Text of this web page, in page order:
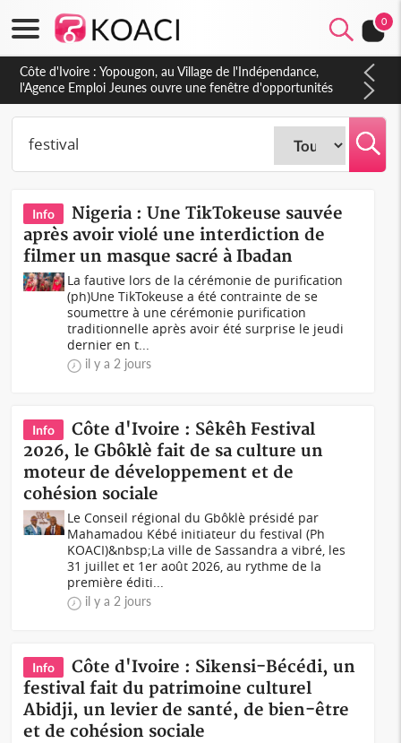
0
Côte d'Ivoire : CHU de Treichville, après la fronde, les agents
contractuels obtiennent un accord avec la direction sur les
arriérés du SMIG 2023
Info
Nigeria : Une TikTokeuse sauvée
après avoir violé une interdiction de
filmer un masque sacré à Ibadan
La fautive lors de la cérémonie de purification
(ph)Une TikTokeuse a été contrainte de se
soumettre à une cérémonie purification
traditionnelle après avoir été surprise le jeudi
dernier en t...
il y a 2 jours
Info
Côte d'Ivoire : Sêkêh Festival
2026, le Gbôklè fait de sa culture un
moteur de développement et de
cohésion sociale
Le Conseil régional du Gbôklè présidé par
Mahamadou Kébé initiateur du festival (Ph
KOACI)&nbsp;La ville de Sassandra a vibré, les
31 juillet et 1er août 2026, au rythme de la
première éditi...
il y a 2 jours
Info
Côte d'Ivoire : Sikensi-Bécédi, un
festival fait du patrimoine culturel
Abidji, un levier de santé, de bien-être
et de cohésion sociale